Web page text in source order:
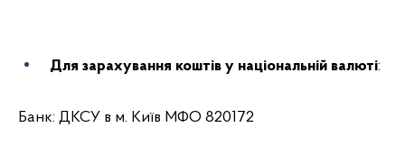
Для зарахування коштів у національній валюті:
Банк: ДКСУ в м. Київ МФО 820172